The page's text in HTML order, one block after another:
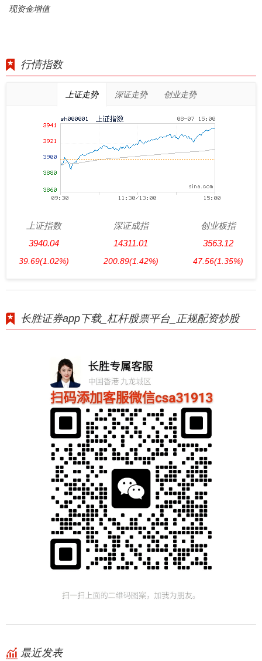
现资金增值
行情指数
上证走势 深证走势 创业走势
上证指数
3940.04
39.69(1.02%)
深证成指
14311.01
200.89(1.42%)
创业板指
3563.12
47.56(1.35%)
长胜证券app下载_杠杆股票平台_正规配资炒股
最近发表